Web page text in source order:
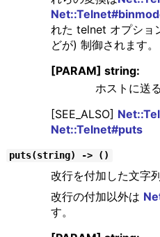
れた telnet オプショ
どが) 制御されます。
[PARAM] string:
ホストに送
[SEE_ALSO]
Net::Telnet#puts
puts(string) -> ()
改行を付加した文字
改行の付加以外は
す。